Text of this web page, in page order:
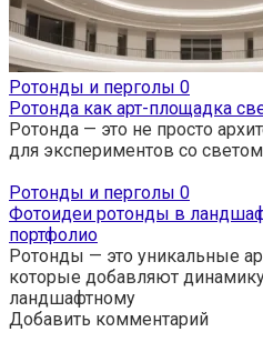
Ротонды и перголы 0
Ротонда как арт-площадка
Ротонда — это не просто
для экспериментов со
Ротонды и перголы 0
Фотоидеи ротонды в
портфолио
Ротонды — это уникальные
которые добавляют
ландшафтному
Добавить комментарий